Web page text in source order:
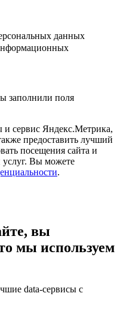
данных
заполнили поля
и сервис Яндекс.Метрика,
предоставить лучший
посещения сайта и
услуг. Вы можете
.
вы
мы используем
data-сервисы с